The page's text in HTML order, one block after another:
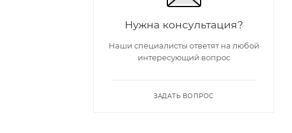
Нужна консультация?
Наши специалисты ответят на любой
интересующий вопрос
ЗАДАТЬ ВОПРОС